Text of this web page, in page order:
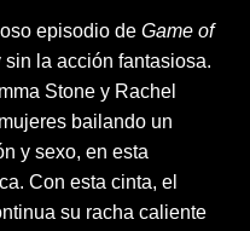
episodio de Game of
la acción fantasiosa.
Stone y Rachel
bailando un
y sexo, en esta
Con esta cinta, el
su racha caliente